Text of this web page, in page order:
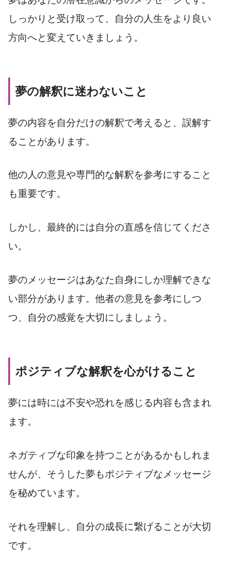
しっかりと受け取って、自分の人生をより良い
方向へと変えていきましょう。
夢の解釈に迷わないこと
夢の内容を自分だけの解釈で考えると、誤解す
ることがあります。
他の人の意見や専門的な解釈を参考にすること
も重要です。
しかし、最終的には自分の直感を信じてくださ
い。
夢のメッセージはあなた自身にしか理解できな
い部分があります。他者の意見を参考にしつ
つ、自分の感覚を大切にしましょう。
ポジティブな解釈を心がけること
夢には時には不安や恐れを感じる内容も含まれ
ます。
ネガティブな印象を持つことがあるかもしれま
せんが、そうした夢もポジティブなメッセージ
を秘めています。
それを理解し、自分の成長に繋げることが大切
です。